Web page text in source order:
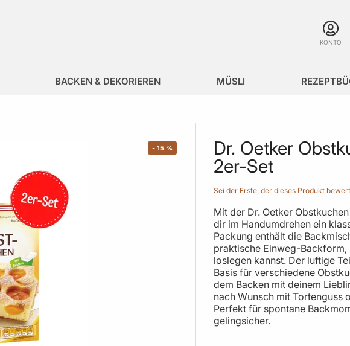
KONTO
BACKEN & DEKORIEREN MÜSLI
- 15 %
Dr. Oetker
2er-Set
Sei der Erste, der dieses Produkt
Mit der Dr. Oetker
dir im Handumdrehen ein
Packung enthält die
praktische Einweg-
loslegen kannst. Der luftige
Basis für verschiedene
dem Backen mit deinem
nach Wunsch mit Tortenguss
Perfekt für spontane
gelingsicher.